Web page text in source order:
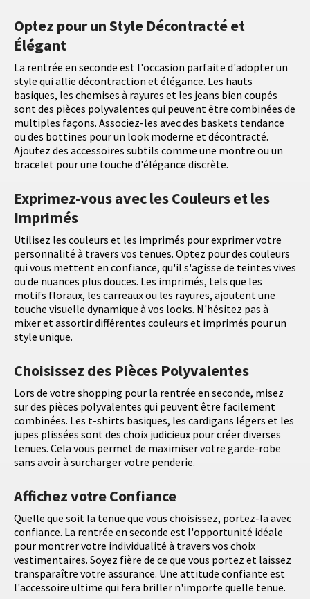
Optez pour un Style Décontracté et
Élégant
La rentrée en seconde est l'occasion parfaite d'adopter un
style qui allie décontraction et élégance. Les hauts
basiques, les chemises à rayures et les jeans bien coupés
sont des pièces polyvalentes qui peuvent être combinées de
multiples façons. Associez-les avec des baskets tendance
ou des bottines pour un look moderne et décontracté.
Ajoutez des accessoires subtils comme une montre ou un
bracelet pour une touche d'élégance discrète.
Exprimez-vous avec les Couleurs et les
Imprimés
Utilisez les couleurs et les imprimés pour exprimer votre
personnalité à travers vos tenues. Optez pour des couleurs
qui vous mettent en confiance, qu'il s'agisse de teintes vives
ou de nuances plus douces. Les imprimés, tels que les
motifs floraux, les carreaux ou les rayures, ajoutent une
touche visuelle dynamique à vos looks. N'hésitez pas à
mixer et assortir différentes couleurs et imprimés pour un
style unique.
Choisissez des Pièces Polyvalentes
Lors de votre shopping pour la rentrée en seconde, misez
sur des pièces polyvalentes qui peuvent être facilement
combinées. Les t-shirts basiques, les cardigans légers et les
jupes plissées sont des choix judicieux pour créer diverses
tenues. Cela vous permet de maximiser votre garde-robe
sans avoir à surcharger votre penderie.
Affichez votre Confiance
Quelle que soit la tenue que vous choisissez, portez-la avec
confiance. La rentrée en seconde est l'opportunité idéale
pour montrer votre individualité à travers vos choix
vestimentaires. Soyez fière de ce que vous portez et laissez
transparaître votre assurance. Une attitude confiante est
l'accessoire ultime qui fera briller n'importe quelle tenue.